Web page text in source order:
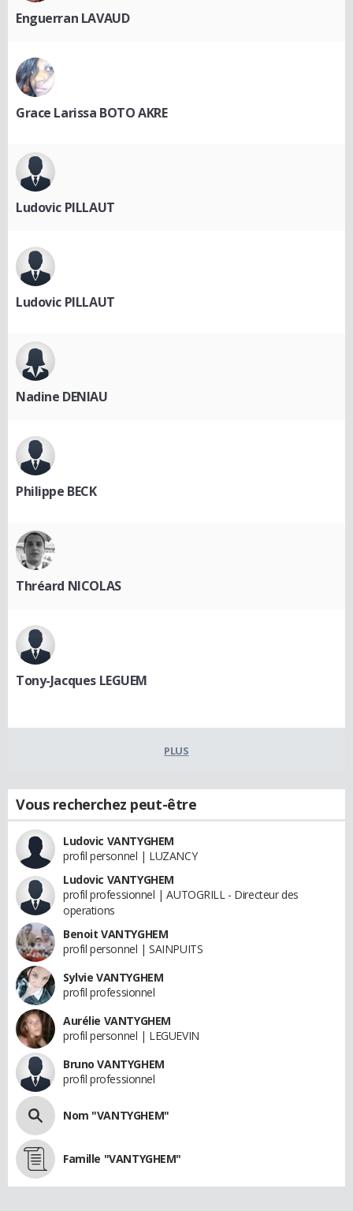
Enguerran LAVAUD
Grace Larissa BOTO AKRE
Ludovic PILLAUT
Ludovic PILLAUT
Nadine DENIAU
Philippe BECK
Thréard NICOLAS
Tony-Jacques LEGUEM
PLUS
Vous recherchez peut-être
Ludovic VANTYGHEM
profil personnel | LUZANCY
Ludovic VANTYGHEM
profil professionnel | AUTOGRILL - Directeur des
operations
Benoit VANTYGHEM
profil personnel | SAINPUITS
Sylvie VANTYGHEM
profil professionnel
Aurélie VANTYGHEM
profil personnel | LEGUEVIN
Bruno VANTYGHEM
profil professionnel
Nom "VANTYGHEM"
Famille "VANTYGHEM"